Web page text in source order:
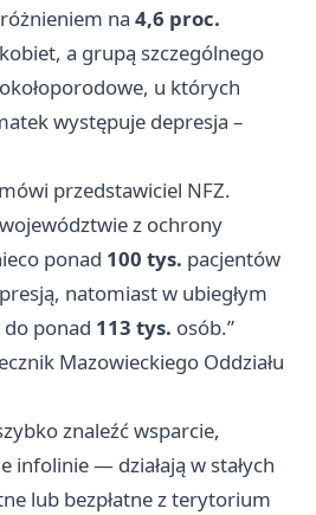
na 4,6 proc.
kobiet, a grupą szczególnego
u których
występuje depresja –
przedstawiciel NFZ.
z ochrony
ponad 100 tys. pacjentów
natomiast w ubiegłym
do ponad 113 tys. osób.”
Mazowieckiego Oddziału
znaleźć wsparcie,
infolinie — działają w stałych
lub bezpłatne z terytorium